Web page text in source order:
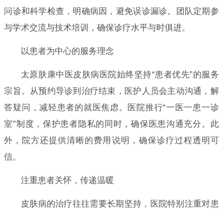
问诊和科学检查，明确病因，避免误诊漏诊。团队定期参
与学术交流与技术培训，确保诊疗水平与时俱进。
以患者为中心的服务理念
太原肤康中医皮肤病医院始终坚持“患者优先”的服务
宗旨。从预约导诊到治疗结束，医护人员会主动沟通，解
答疑问，减轻患者的就医焦虑。医院推行“一医一患一诊
室”制度，保护患者隐私的同时，确保医患沟通充分。此
外，院方还提供清晰的费用说明，确保诊疗过程透明可
信。
注重患者关怀，传递温暖
皮肤病的治疗往往需要长期坚持，医院特别注重对患